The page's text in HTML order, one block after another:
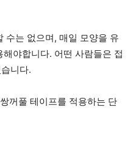
수는 없으며, 매일 모양을 유
야합니다. 어떤 사람들은 접
니다.
꺼풀 테이프를 적용하는 단